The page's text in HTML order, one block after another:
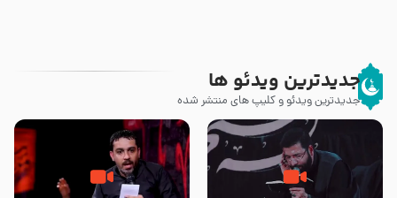
جدیدترین ویدئو ها
جدیدترین ویدئو و کلیپ های منتشر شده